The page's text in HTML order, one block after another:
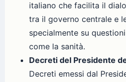
italiano che facilita il
tra il governo centrale e
specialmente su
come la sanità.
Decreti del Presidente
Decreti emessi dal